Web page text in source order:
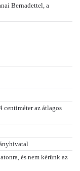
Bernadettel, a
centiméter az átlagos
és nem kérünk az